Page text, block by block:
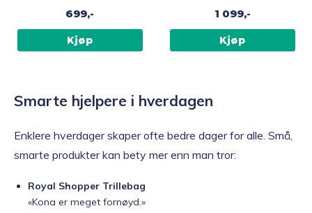
699,-
Kjøp
1 099,-
Kjøp
Smarte hjelpere i hverdagen
Enklere hverdager skaper ofte bedre dager for alle. Små,
smarte produkter kan bety mer enn man tror:
Royal Shopper Trillebag
«Kona er meget fornøyd.»